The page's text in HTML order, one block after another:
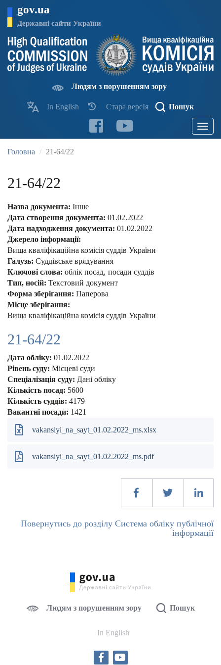
основного
матеріалу
gov.ua
Державні сайти України
Людям з порушенням зору
In English Стара версІя Пошук
Toggle
Головна 21-64/22
21-64/22
Назва документа: Інше
Дата створення документа: 01.02.2022
Дата надходження документа: 01.02.2022
Джерело інформації:
Вища кваліфікаційна комісія суддів України
Галузь: Суддівське врядування
Ключові слова: облік посад посади суддів
Тип, носій: Текстовий документ
Форма зберігання: Паперова
Місце зберігання:
Вища кваліфікаційна комісія суддів України
21-64/22
Дата обліку: 01.02.2022
Рівень суду: Місцеві суди
Спеціалізація суду: Дані обліку
Кількість посад: 5600
Кількість суддів: 4179
Вакантні посади: 1421
vakansiyi_na_sayt_01.02.2022_ms.xlsx
vakansiyi_na_sayt_01.02.2022_ms.pdf
Повернутись до розділу Система обліку публічної
інформації
Людям з порушенням зору Пошук
In English